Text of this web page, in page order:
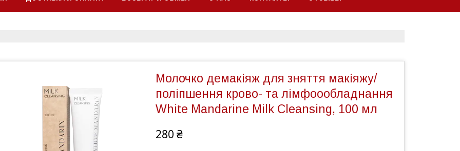
Молочко демакіяж для зняття макіяжу/
поліпшення крово- та лімфоообладнання
White Mandarine Milk Cleansing, 100 мл
280 ₴